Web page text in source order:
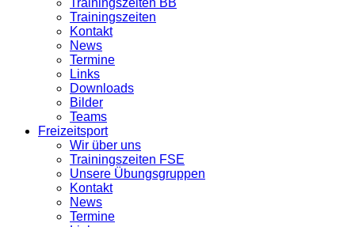
Trainingszeiten
Kontakt
News
Termine
Links
Downloads
Bilder
Teams
Freizeitsport
Wir über uns
Trainingszeiten FSE
Unsere Übungsgruppen
Kontakt
News
Termine